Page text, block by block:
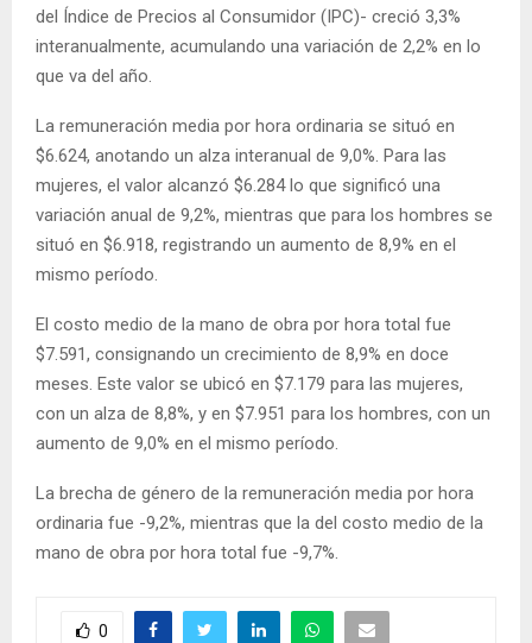
del Índice de Precios al Consumidor (IPC)- creció 3,3%
interanualmente, acumulando una variación de 2,2% en lo
que va del año.
La remuneración media por hora ordinaria se situó en
$6.624, anotando un alza interanual de 9,0%. Para las
mujeres, el valor alcanzó $6.284 lo que significó una
variación anual de 9,2%, mientras que para los hombres se
situó en $6.918, registrando un aumento de 8,9% en el
mismo período.
El costo medio de la mano de obra por hora total fue
$7.591, consignando un crecimiento de 8,9% en doce
meses. Este valor se ubicó en $7.179 para las mujeres,
con un alza de 8,8%, y en $7.951 para los hombres, con un
aumento de 9,0% en el mismo período.
La brecha de género de la remuneración media por hora
ordinaria fue -9,2%, mientras que la del costo medio de la
mano de obra por hora total fue -9,7%.
0